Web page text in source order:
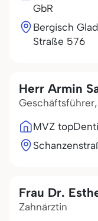
GbR
Bergisch
Straße 576
Herr Armin
MVZ
Frau Dr.
Zahnärztin